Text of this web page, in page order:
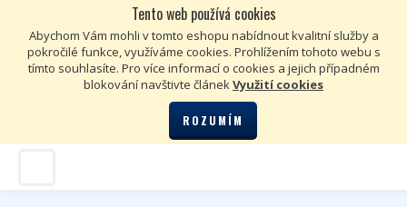
Tento web používá cookies
Abychom Vám mohli v tomto eshopu nabídnout kvalitní služby a
pokročilé funkce, využíváme cookies. Prohlížením tohoto webu s
tímto souhlasíte. Pro více informací o cookies a jejich případném
blokování navštivte článekVyužití cookies
ROZUMÍM
€